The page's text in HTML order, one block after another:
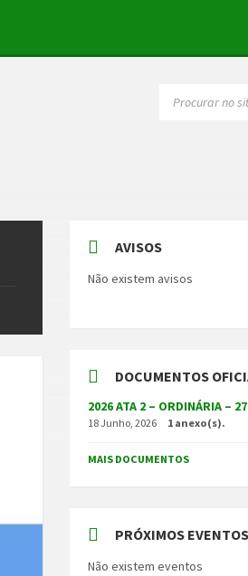
AVISOS
Não existem avisos
DOCUMENTOS
2026 ATA 2 – ORDINÁRIA –
18 Junho, 2026 1 anexo(s).
MAIS DOCUMENTOS
PRÓXIMOS EVENTOS
Não existem eventos